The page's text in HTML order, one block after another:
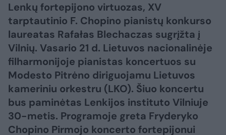
Lenkų fortepijono virtuozas, XV
tarptautinio F. Chopino pianistų konkurso
laureatas Rafałas Blechaczas sugrįžta į
Vilnių. Vasario 21 d. Lietuvos nacionalinėje
filharmonijoje pianistas koncertuos su
Modesto Pitrėno diriguojamu Lietuvos
kameriniu orkestru (LKO). Šiuo koncertu
bus paminėtas Lenkijos instituto Vilniuje
30-metis. Programoje greta Fryderyko
Chopino Pirmojo koncerto fortepijonui